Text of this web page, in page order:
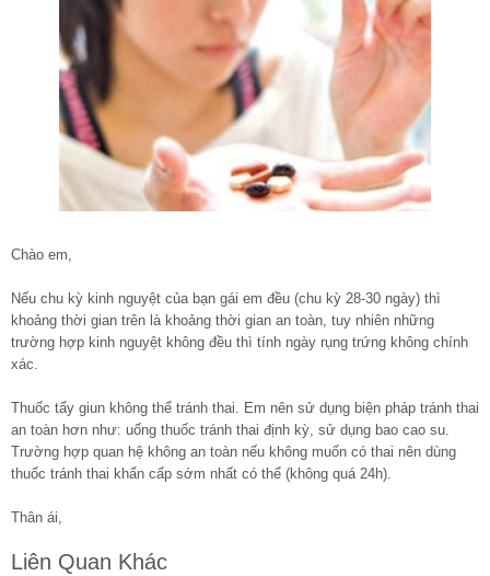
Chào em,
Nếu chu kỳ kinh nguyệt của bạn gái em đều (chu kỳ 28-30 ngày) thì
khoảng thời gian trên là khoảng thời gian an toàn, tuy nhiên những
trường hợp kinh nguyệt không đều thì tính ngày rụng trứng không chính
xác.
Thuốc tẩy giun không thể tránh thai. Em nên sử dụng biện pháp tránh thai
an toàn hơn như: uống thuốc tránh thai định kỳ, sử dụng bao cao su.
Trường hợp quan hệ không an toàn nếu không muốn có thai nên dùng
thuốc tránh thai khẩn cấp sớm nhất có thể (không quá 24h).
Thân ái,
Liên Quan Khác